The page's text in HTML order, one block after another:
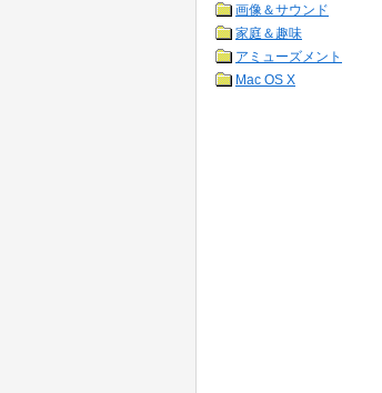
画像＆サウンド
家庭＆趣味
アミューズメント
Mac OS X